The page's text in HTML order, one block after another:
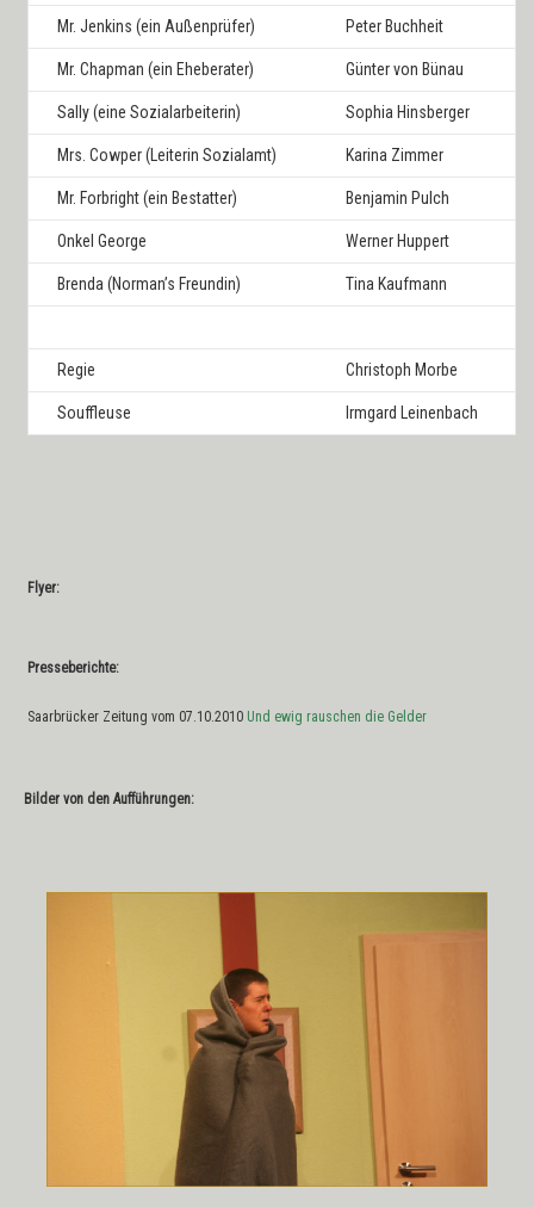
Mr. Jenkins (ein Außenprüfer) Peter Buchheit
Mr. Chapman (ein Eheberater) Günter von Bünau
Sally (eine Sozialarbeiterin) Sophia Hinsberger
Mrs. Cowper (Leiterin Sozialamt) Karina Zimmer
Mr. Forbright (ein Bestatter) Benjamin Pulch
Onkel George Werner Huppert
Brenda (Norman’s Freundin) Tina Kaufmann
Regie Christoph Morbe
Souffleuse Irmgard Leinenbach
Flyer:
Presseberichte:
Saarbrücker Zeitung vom 07.10.2010 Und ewig rauschen die Gelder
Bilder von den Aufführungen: